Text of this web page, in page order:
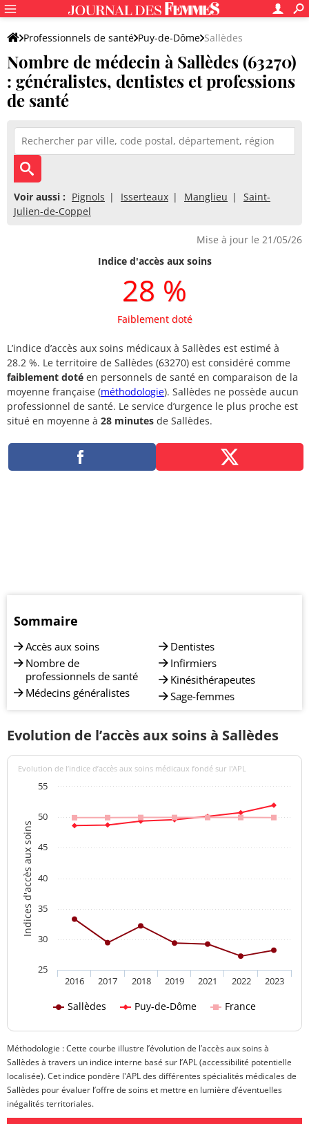
Professionnels de santé Puy-de-Dôme Sallèdes
Nombre de médecin à Sallèdes (63270)
: généralistes, dentistes et professions
de santé
Voir aussi : Pignols Isserteaux Manglieu
Saint-
Julien-de-Coppel
Mise à jour le 21/05/26
Indice d'accès aux soins
28 %
Faiblement doté
L’indice d’accès aux soins médicaux à Sallèdes est estimé à
28.2 %. Le territoire de Sallèdes (63270) est considéré comme
faiblement doté en personnels de santé en comparaison de la
moyenne française (méthodologie). Sallèdes ne possède aucun
professionnel de santé. Le service d’urgence le plus proche est
situé en moyenne à 28 minutes de Sallèdes.
Sommaire
Accès aux soins
Nombre de
professionnels de santé
Médecins généralistes
Dentistes
Infirmiers
Kinésithérapeutes
Sage-femmes
Evolution de l’accès aux soins à Sallèdes
Indices d'accès aux soins
Evolution de l’indice d’accès aux soins médicaux fondé sur l'APL
Sallèdes Puy-de-Dôme France
2016 2017 2018 2019 2021 2022 2023
25
30
35
40
45
50
55
Méthodologie : Cette courbe illustre l’évolution de l’accès aux soins à
Sallèdes à travers un indice interne basé sur l’APL (accessibilité potentielle
localisée). Cet indice pondère l'APL des différentes spécialités médicales de
Sallèdes pour évaluer l’offre de soins et mettre en lumière d’éventuelles
inégalités territoriales.